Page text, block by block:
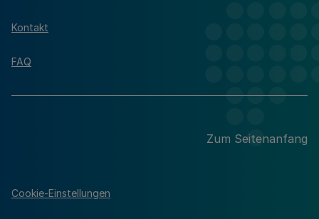
Kontakt
FAQ
Zum Seitenanfang
Cookie-Einstellungen